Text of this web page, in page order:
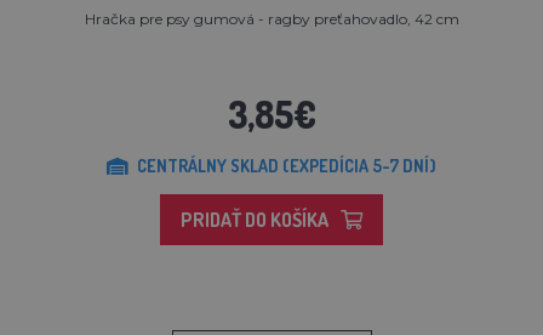
Hračka pre psy gumová - ragby preťahovadlo, 42 cm
3,85€
CENTRÁLNY SKLAD (EXPEDÍCIA 5-7 DNÍ)
PRIDAŤ DO KOŠÍKA